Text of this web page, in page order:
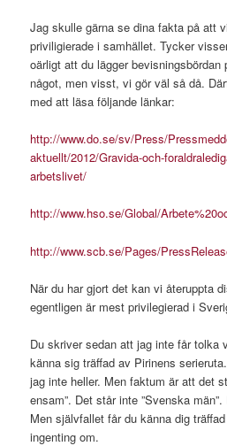
Jag skulle gärna se dina fakta på att
priviligierade i samhället. Tycker
oärligt att du lägger
något, men visst, vi gör väl så då.
med att läsa följande länkar:
http://www.do.se/sv/Press/
aktuellt/2012/Gravida-och-
arbetslivet/
http://www.hso.se/Global/
http://www.scb.se/Pages/
När du har gjort det kan vi återuppta
egentligen är mest privilegierad i
Du skriver sedan att jag inte får tolka
känna sig träffad av Pirinens
jag inte heller. Men faktum är att det
ensam”. Det står inte ”Svenska
Men självfallet får du känna dig
ingenting om.